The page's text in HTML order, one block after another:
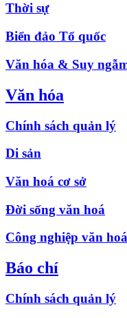
Thời sự
Biển đảo Tổ quốc
Văn hóa & Suy
Văn hóa
Chính sách quản lý
Di sản
Văn hoá cơ sở
Đời sống văn hoá
Công nghiệp văn hoá
Báo chí
Chính sách quản lý